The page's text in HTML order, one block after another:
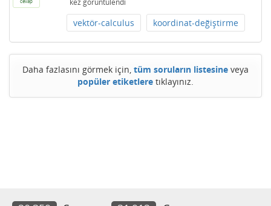
kez görüntülendi
vektör-calculus koordinat-değiştirme
Daha fazlasını görmek için, tüm soruların listesine veya
popüler etiketlere tıklayınız.